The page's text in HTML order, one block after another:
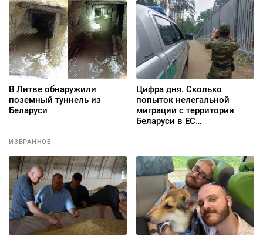
взятки
В Литве обнаружили
поземный туннель из
Беларуси
Цифра дня. Сколько
попыток нелегальной
миграции с территории
Беларуси в ЕС
ИЗБРАННОЕ